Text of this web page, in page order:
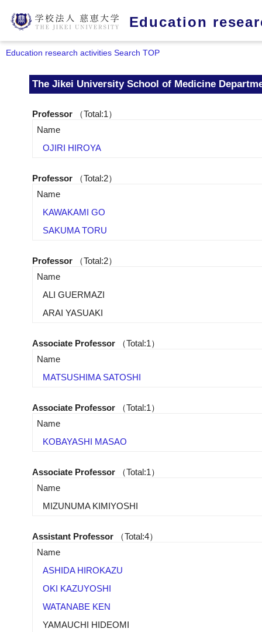
Education
Education research activities Search TOP
The Jikei University School of Medicine
Professor
（Total:1）
Name
OJIRI HIROYA
Professor
（Total:2）
Name
KAWAKAMI GO
SAKUMA TORU
Professor
（Total:2）
Name
ALI GUERMAZI
ARAI YASUAKI
Associate Professor
（Total:1）
Name
MATSUSHIMA SATOSHI
Associate Professor
（Total:1）
Name
KOBAYASHI MASAO
Associate Professor
（Total:1）
Name
MIZUNUMA KIMIYOSHI
Assistant Professor
（Total:4）
Name
ASHIDA HIROKAZU
OKI KAZUYOSHI
WATANABE KEN
YAMAUCHI HIDEOMI